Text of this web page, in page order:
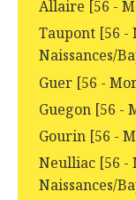
Allaire [56 -
Taupont [56 -
Naissances/
Guer [56 -
Guegon [56 -
Gourin [56 -
Neulliac [56 -
Naissances/